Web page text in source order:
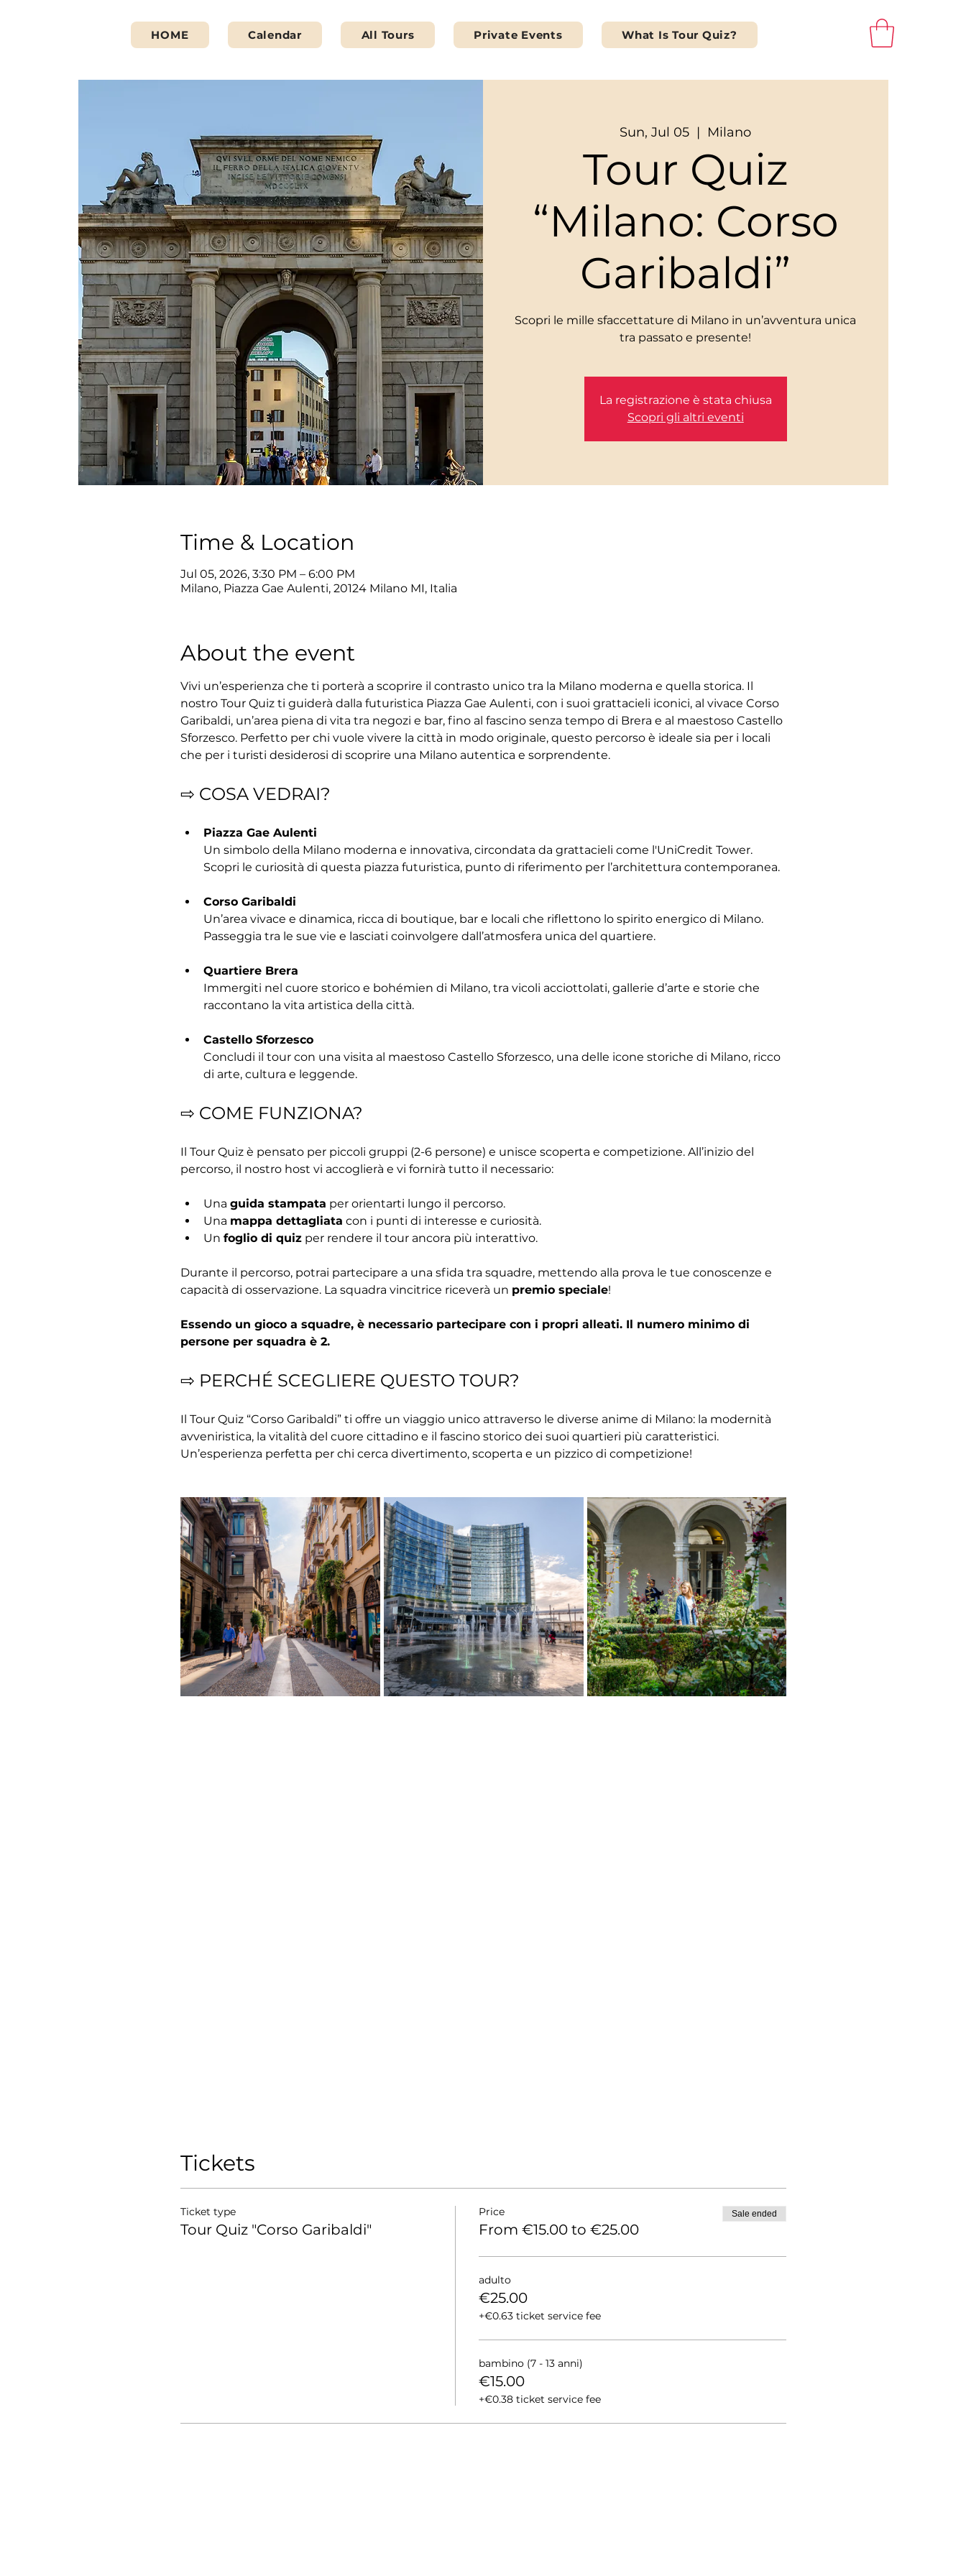
HOME Calendar All Tours Private Events What Is Tour Quiz?
Sun, Jul 05
  |
Milano
Tour Quiz
“Milano: Corso
Garibaldi”
Scopri le mille sfaccettature di Milano in un’avventura unica
tra passato e presente!
La registrazione è stata chiusa
Scopri gli altri eventi
Time & Location
Jul 05, 2026, 3:30 PM – 6:00 PM
Milano, Piazza Gae Aulenti, 20124 Milano MI, Italia
About the event
Vivi un’esperienza che ti porterà a scoprire il contrasto unico tra la Milano moderna e quella storica. Il
nostro Tour Quiz ti guiderà dalla futuristica Piazza Gae Aulenti, con i suoi grattacieli iconici, al vivace Corso
Garibaldi, un’area piena di vita tra negozi e bar, fino al fascino senza tempo di Brera e al maestoso Castello
Sforzesco. Perfetto per chi vuole vivere la città in modo originale, questo percorso è ideale sia per i locali
che per i turisti desiderosi di scoprire una Milano autentica e sorprendente.
⇨ COSA VEDRAI?
Piazza Gae Aulenti
Un simbolo della Milano moderna e innovativa, circondata da grattacieli come l'UniCredit Tower.
Scopri le curiosità di questa piazza futuristica, punto di riferimento per l’architettura contemporanea.
Corso Garibaldi
Un’area vivace e dinamica, ricca di boutique, bar e locali che riflettono lo spirito energico di Milano.
Passeggia tra le sue vie e lasciati coinvolgere dall’atmosfera unica del quartiere.
Quartiere Brera
Immergiti nel cuore storico e bohémien di Milano, tra vicoli acciottolati, gallerie d’arte e storie che
raccontano la vita artistica della città.
Castello Sforzesco
Concludi il tour con una visita al maestoso Castello Sforzesco, una delle icone storiche di Milano, ricco
di arte, cultura e leggende.
⇨ COME FUNZIONA?
Il Tour Quiz è pensato per piccoli gruppi (2-6 persone) e unisce scoperta e competizione. All’inizio del
percorso, il nostro host vi accoglierà e vi fornirà tutto il necessario:
Una guida stampata per orientarti lungo il percorso.
Una mappa dettagliata con i punti di interesse e curiosità.
Un foglio di quiz per rendere il tour ancora più interattivo.
Durante il percorso, potrai partecipare a una sfida tra squadre, mettendo alla prova le tue conoscenze e
capacità di osservazione. La squadra vincitrice riceverà un premio speciale!
Essendo un gioco a squadre, è necessario partecipare con i propri alleati. Il numero minimo di
persone per squadra è 2.
⇨ PERCHÉ SCEGLIERE QUESTO TOUR?
Il Tour Quiz “Corso Garibaldi” ti offre un viaggio unico attraverso le diverse anime di Milano: la modernità
avveniristica, la vitalità del cuore cittadino e il fascino storico dei suoi quartieri più caratteristici.
Un’esperienza perfetta per chi cerca divertimento, scoperta e un pizzico di competizione!
Tickets
Ticket type
Tour Quiz "Corso Garibaldi"
Price
From €15.00 to €25.00
Sale ended
adulto
€25.00
+€0.63 ticket service fee
bambino (7 - 13 anni)
€15.00
+€0.38 ticket service fee